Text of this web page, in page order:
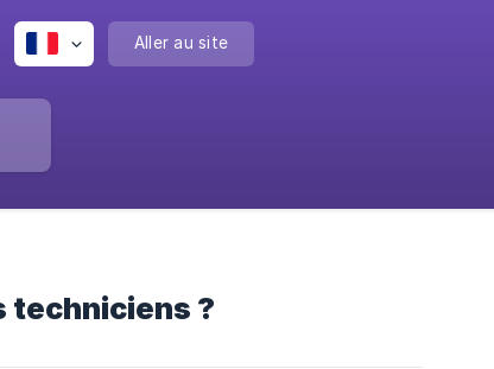
Aller au site
techniciens ?